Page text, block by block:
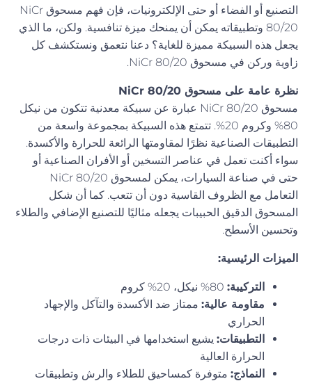
التصنيع أو الفضاء أو حتى الإلكترونيات، فإن فهم مسحوق NiCr
80/20 وتطبيقاته يمكن أن يمنحك ميزة تنافسية. ولكن، ما الذي
يجعل هذه السبيكة مميزة للغاية؟ دعنا نتعمق ونستكشف كل
زاوية وركن في مسحوق NiCr 80/20.
نظرة عامة على مسحوق NiCr 80/20
مسحوق NiCr 80/20 عبارة عن سبيكة معدنية تتكون من نيكل
80% وكروم 20%. تتمتع هذه السبيكة بمجموعة واسعة من
التطبيقات الصناعية نظرًا لمقاومتها الرائعة للحرارة والأكسدة.
سواء أكنت تعمل في عناصر التسخين أو الأفران الصناعية أو
حتى في صناعة السيارات، يمكن لمسحوق NiCr 80/20
التعامل مع الظروف القاسية دون أن تتعب. كما أن شكل
المسحوق الدقيق الحبيبات يجعله مثاليًا للتصنيع الإضافي والطلاء
وتحسين الأسطح.
الميزات الرئيسية:
التركيبة:80% نيكل، 20% كروم
مقاومة عالية:ممتاز ضد الأكسدة والتآكل والإجهاد
الحراري
التطبيقات:يشيع استخدامها في البيئات ذات درجات
الحرارة العالية
النماذج:متوفرة كمساحيق للطلاء والرش وتطبيقات